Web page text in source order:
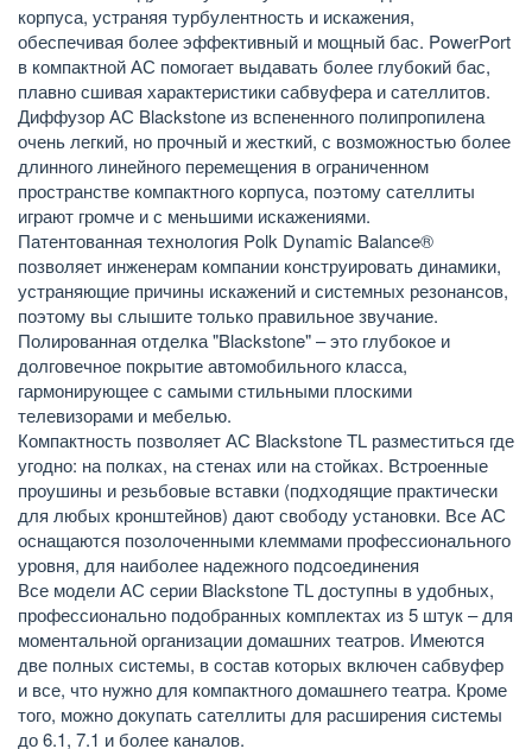
корпуса, устраняя турбулентность и искажения,
обеспечивая более эффективный и мощный бас. PowerPort
в компактной АС помогает выдавать более глубокий бас,
плавно сшивая характеристики сабвуфера и сателлитов.
Диффузор АС Blackstone из вспененного полипропилена
очень легкий, но прочный и жесткий, с возможностью более
длинного линейного перемещения в ограниченном
пространстве компактного корпуса, поэтому сателлиты
играют громче и с меньшими искажениями.
Патентованная технология Polk Dynamic Balance®
позволяет инженерам компании конструировать динамики,
устраняющие причины искажений и системных резонансов,
поэтому вы слышите только правильное звучание.
Полированная отделка "Blackstone" – это глубокое и
долговечное покрытие автомобильного класса,
гармонирующее с самыми стильными плоскими
телевизорами и мебелью.
Компактность позволяет АС Blackstone TL разместиться где
угодно: на полках, на стенах или на стойках. Встроенные
проушины и резьбовые вставки (подходящие практически
для любых кронштейнов) дают свободу установки. Все АС
оснащаются позолоченными клеммами профессионального
уровня, для наиболее надежного подсоединения
Все модели АС серии Blackstone TL доступны в удобных,
профессионально подобранных комплектах из 5 штук – для
моментальной организации домашних театров. Имеются
две полных системы, в состав которых включен сабвуфер
и все, что нужно для компактного домашнего театра. Кроме
того, можно докупать сателлиты для расширения системы
до 6.1, 7.1 и более каналов.